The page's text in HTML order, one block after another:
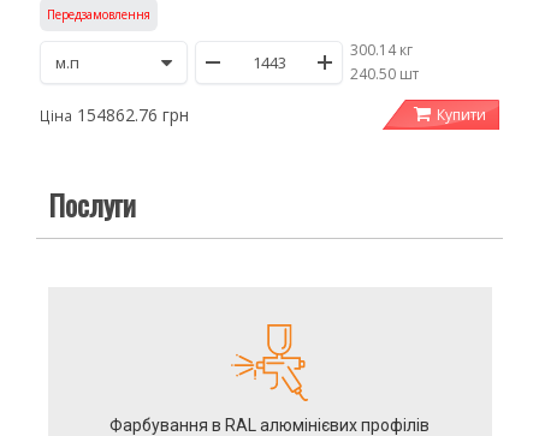
Передзамовлення
300.14 кг
/240.50 шт
Ціна 154862.76 грн Купити
Послуги
Фарбування в RAL алюмінієвих профілів